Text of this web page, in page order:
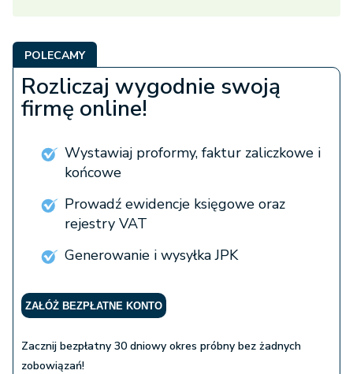
POLECAMY
Rozliczaj wygodnie swoją
firmę online!
Wystawiaj proformy, faktur zaliczkowe i
końcowe
Prowadź ewidencje księgowe oraz
rejestry VAT
Generowanie i wysyłka JPK
ZAŁÓŻ BEZPŁATNE KONTO
Zacznij bezpłatny 30 dniowy okres próbny bez żadnych
zobowiązań!